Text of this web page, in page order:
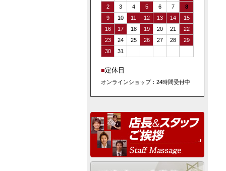
2
3 4 5 6 7
8
9
10 11 12 13 14
15
16
17 18 19 20 21
22
23
24 25 26 27 28
29
30
31
■定休日
オンラインショップ：24時間受付中